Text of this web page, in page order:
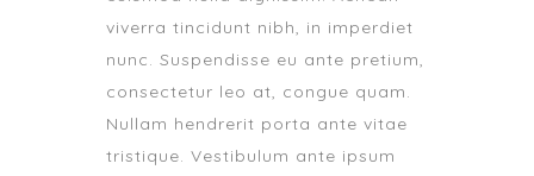
viverra tincidunt nibh, in imperdiet
nunc. Suspendisse eu ante pretium,
consectetur leo at, congue quam.
Nullam hendrerit porta ante vitae
tristique. Vestibulum ante ipsum